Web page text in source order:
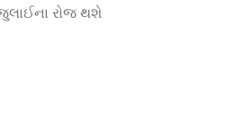
રોજ થશે